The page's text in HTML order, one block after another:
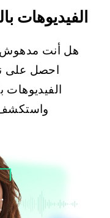
الفيديوهات
هل أنت مدهوش
احصل على
الفيديوهات
واستكشف